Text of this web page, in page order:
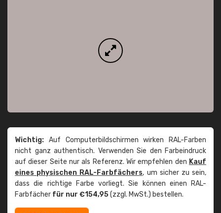
Wichtig: Auf Computerbildschirmen wirken RAL-Farben
nicht ganz authentisch. Verwenden Sie den Farbeindruck
auf dieser Seite nur als Referenz. Wir empfehlen den Kauf
eines physischen RAL-Farbfächers, um sicher zu sein,
dass die richtige Farbe vorliegt. Sie können einen RAL-
Farbfächer für nur €154,95(zzgl. MwSt.) bestellen.